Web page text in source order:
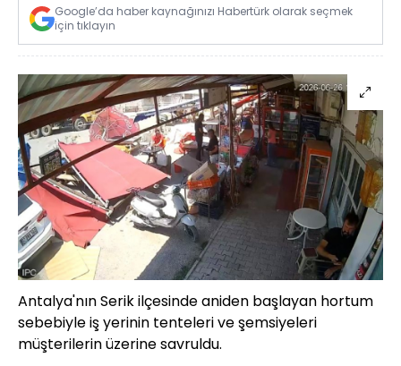
Google’da haber kaynağınızı Habertürk olarak seçmek
için tıklayın
Antalya'nın Serik ilçesinde aniden başlayan hortum
sebebiyle iş yerinin tenteleri ve şemsiyeleri
müşterilerin üzerine savruldu.